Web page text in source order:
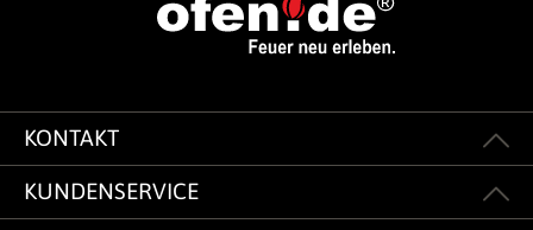
KONTAKT
KUNDENSERVICE